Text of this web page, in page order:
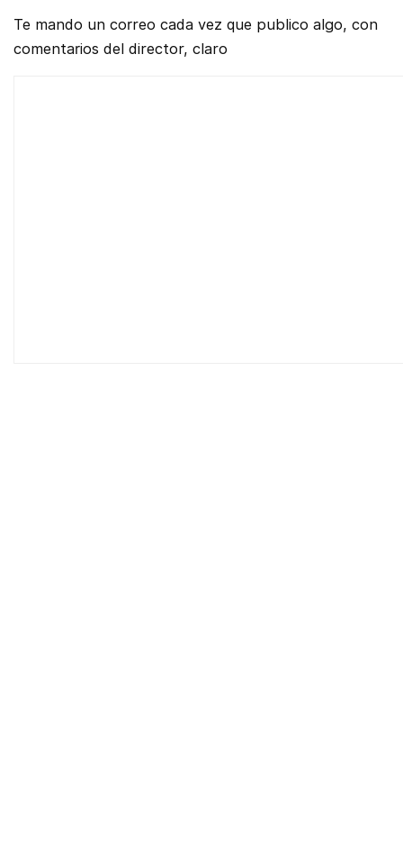
Te mando un correo cada vez que publico algo, con
comentarios del director, claro